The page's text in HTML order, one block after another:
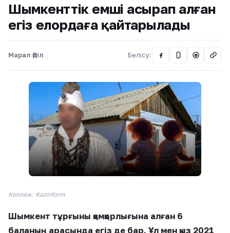
Шымкенттік емші асырап алған
егіз елордаға қайтарылады
Марал Әділ Бөлісу: @
Коллаж: Kazinform
Шымкент тұрғыны қамқорлығына алған 6
баланың арасында егіз де бар. Ұл мен қыз 2021